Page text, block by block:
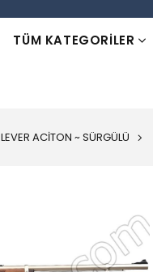
TÜM KATEGORİLER
LEVER ACİTON ~ SÜRGÜLÜ